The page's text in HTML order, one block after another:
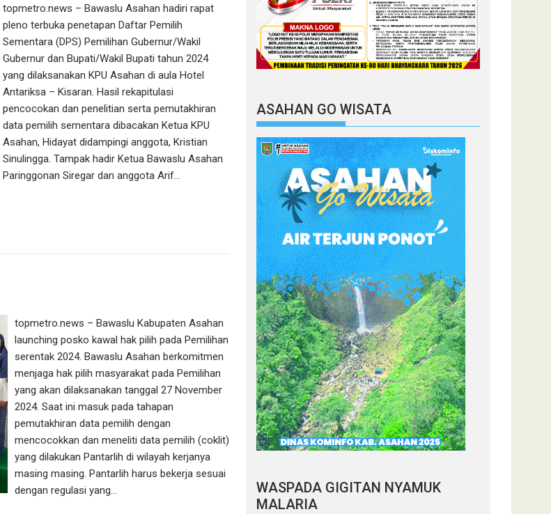
topmetro.news – Bawaslu Asahan hadiri rapat
pleno terbuka penetapan Daftar Pemilih
Sementara (DPS) Pemilihan Gubernur/Wakil
Gubernur dan Bupati/Wakil Bupati tahun 2024
yang dilaksanakan KPU Asahan di aula Hotel
Antariksa – Kisaran. Hasil rekapitulasi
pencocokan dan penelitian serta pemutakhiran
data pemilih sementara dibacakan Ketua KPU
Asahan, Hidayat didampingi anggota, Kristian
Sinulingga. Tampak hadir Ketua Bawaslu Asahan
Paringgonan Siregar dan anggota Arif…
topmetro.news – Bawaslu Kabupaten Asahan
launching posko kawal hak pilih pada Pemilihan
serentak 2024. Bawaslu Asahan berkomitmen
menjaga hak pilih masyarakat pada Pemilihan
yang akan dilaksanakan tanggal 27 November
2024. Saat ini masuk pada tahapan
pemutakhiran data pemilih dengan
mencocokkan dan meneliti data pemilih (coklit)
yang dilakukan Pantarlih di wilayah kerjanya
masing masing. Pantarlih harus bekerja sesuai
dengan regulasi yang…
ASAHAN GO WISATA
WASPADA GIGITAN NYAMUK
MALARIA